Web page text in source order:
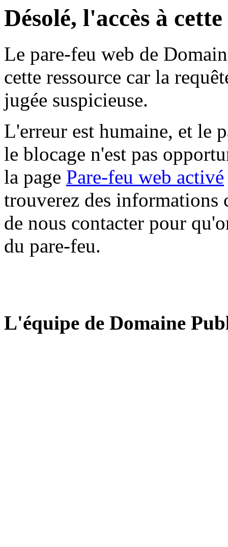
Désolé, l'accès à
Le pare-feu web de
cette ressource car la
jugée suspicieuse.
L'erreur est humaine, et le
le blocage n'est pas
la page Pare-feu web activé
trouverez des informations
de nous contacter pour
du pare-feu.
L'équipe de Domaine